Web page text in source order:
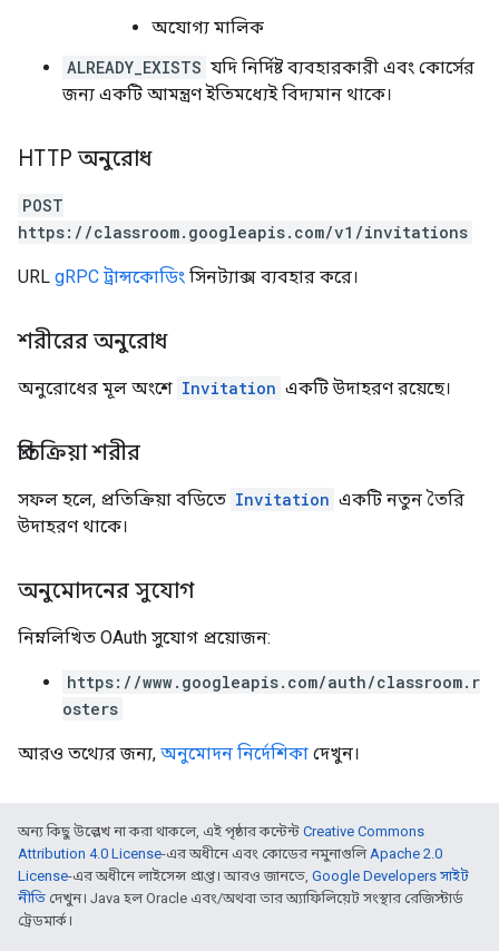
অযোগ্য মালিক
ALREADY_EXISTS যদি নির্দিষ্ট ব্যবহারকারী এবং কোর্সের
জন্য একটি আমন্ত্রণ ইতিমধ্যেই বিদ্যমান থাকে।
HTTP অনুরোধ
POST
https://classroom.googleapis.com/v1/invitations
URL gRPC ট্রান্সকোডিং সিনট্যাক্স ব্যবহার করে।
শরীরের অনুরোধ
অনুরোধের মূল অংশে Invitation একটি উদাহরণ রয়েছে।
প্রতিক্রিয়া শরীর
সফল হলে, প্রতিক্রিয়া বডিতে Invitation একটি নতুন তৈরি
উদাহরণ থাকে।
অনুমোদনের সুযোগ
নিম্নলিখিত OAuth সুযোগ প্রয়োজন:
https://www.googleapis.com/auth/classroom.r
osters
আরও তথ্যের জন্য, অনুমোদন নির্দেশিকা দেখুন।
অন্য কিছু উল্লেখ না করা থাকলে, এই পৃষ্ঠার কন্টেন্ট Creative Commons
Attribution 4.0 License-এর অধীনে এবং কোডের নমুনাগুলিApache 2.0
License-এর অধীনে লাইসেন্স প্রাপ্ত। আরও জানতে, Google Developers সাইট
নীতি দেখুন। Java হল Oracle এবং/অথবা তার অ্যাফিলিয়েট সংস্থার রেজিস্টার্ড
ট্রেডমার্ক।